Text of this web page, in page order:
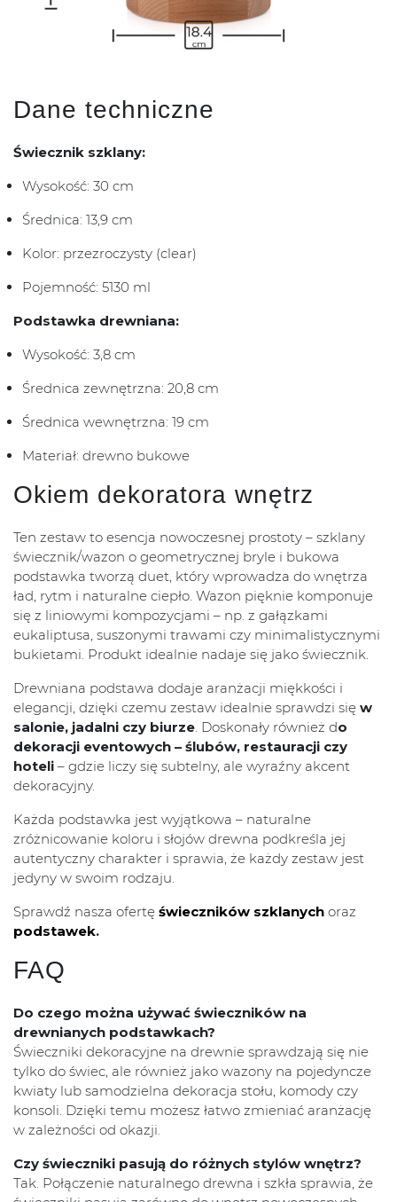
Dane techniczne
Świecznik szklany:
Wysokość: 30 cm
Średnica: 13,9 cm
Kolor: przezroczysty (clear)
Pojemność: 5130 ml
Podstawka drewniana:
Wysokość: 3,8 cm
Średnica zewnętrzna: 20,8 cm
Średnica wewnętrzna: 19 cm
Materiał: drewno bukowe
Okiem dekoratora wnętrz
Ten zestaw to esencja nowoczesnej prostoty – szklany
świecznik/wazon o geometrycznej bryle i bukowa
podstawka tworzą duet, który wprowadza do wnętrza
ład, rytm i naturalne ciepło. Wazon pięknie komponuje
się z liniowymi kompozycjami – np. z gałązkami
eukaliptusa, suszonymi trawami czy minimalistycznymi
bukietami. Produkt idealnie nadaje się jako świecznik.
Drewniana podstawa dodaje aranżacji miękkości i
elegancji, dzięki czemu zestaw idealnie sprawdzi się w
salonie, jadalni czy biurze. Doskonały również do
dekoracji eventowych – ślubów, restauracji czy
hoteli – gdzie liczy się subtelny, ale wyraźny akcent
dekoracyjny.
Każda podstawka jest wyjątkowa – naturalne
zróżnicowanie koloru i słojów drewna podkreśla jej
autentyczny charakter i sprawia, że każdy zestaw jest
jedyny w swoim rodzaju.
Sprawdź nasza ofertę świeczników szklanych oraz
podstawek.
FAQ
Do czego można używać świeczników na
drewnianych podstawkach?
Świeczniki dekoracyjne na drewnie sprawdzają się nie
tylko do świec, ale również jako wazony na pojedyncze
kwiaty lub samodzielna dekoracja stołu, komody czy
konsoli. Dzięki temu możesz łatwo zmieniać aranżację
w zależności od okazji.
Czy świeczniki pasują do różnych stylów wnętrz?
Tak. Połączenie naturalnego drewna i szkła sprawia, że